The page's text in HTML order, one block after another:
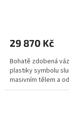
29 870 Kč
Bohatě zdobená
plastiky symbolu
masivním tělem a